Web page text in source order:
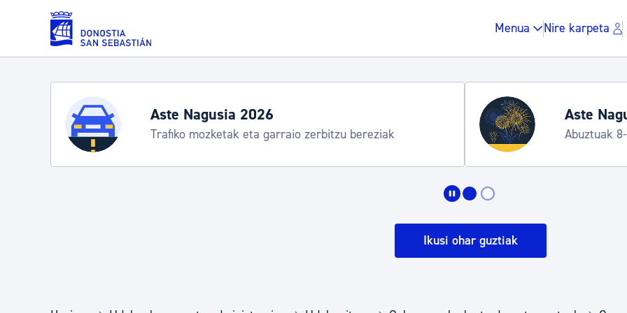
Eduki nagusira joan
Menua Nire karpeta
Zerbitzuak
Errolda eta gai pertsonalak
Gune publikoa,
Aste Nagusia 2026
Trafiko mozketak eta garraio zerbitzu bereziak
Aste
Abuztuak
Ikusi ohar guztiak